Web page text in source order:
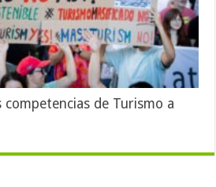
de Turismo a